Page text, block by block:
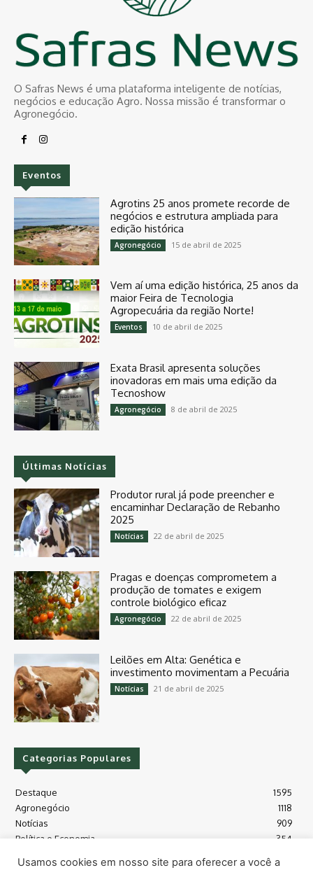
O Safras News é uma plataforma inteligente de notícias,
negócios e educação Agro. Nossa missão é transformar o
Agronegócio.
Eventos
Agrotins 25 anos promete recorde de
negócios e estrutura ampliada para
edição histórica
Agronegócio 15 de abril de 2025
Vem aí uma edição histórica, 25 anos da
maior Feira de Tecnologia
Agropecuária da região Norte!
Eventos 10 de abril de 2025
Exata Brasil apresenta soluções
inovadoras em mais uma edição da
Tecnoshow
Agronegócio 8 de abril de 2025
Últimas Notícias
Produtor rural já pode preencher e
encaminhar Declaração de Rebanho
2025
Notícias 22 de abril de 2025
Pragas e doenças comprometem a
produção de tomates e exigem
controle biológico eficaz
Agronegócio 22 de abril de 2025
Leilões em Alta: Genética e
investimento movimentam a Pecuária
Notícias 21 de abril de 2025
Categorias Populares
Destaque
1595
Agronegócio
1118
Notícias
909
Política e Economia
354
Usamos cookies em nosso site para oferecer a você a